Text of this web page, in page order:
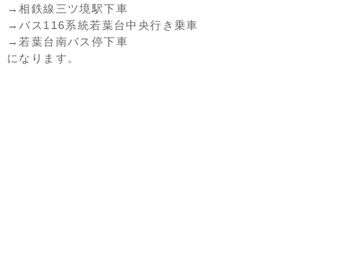
→相鉄線三ツ境駅下車
→バス116系統若葉台中央行き乗車
→若葉台南バス停下車
になります。